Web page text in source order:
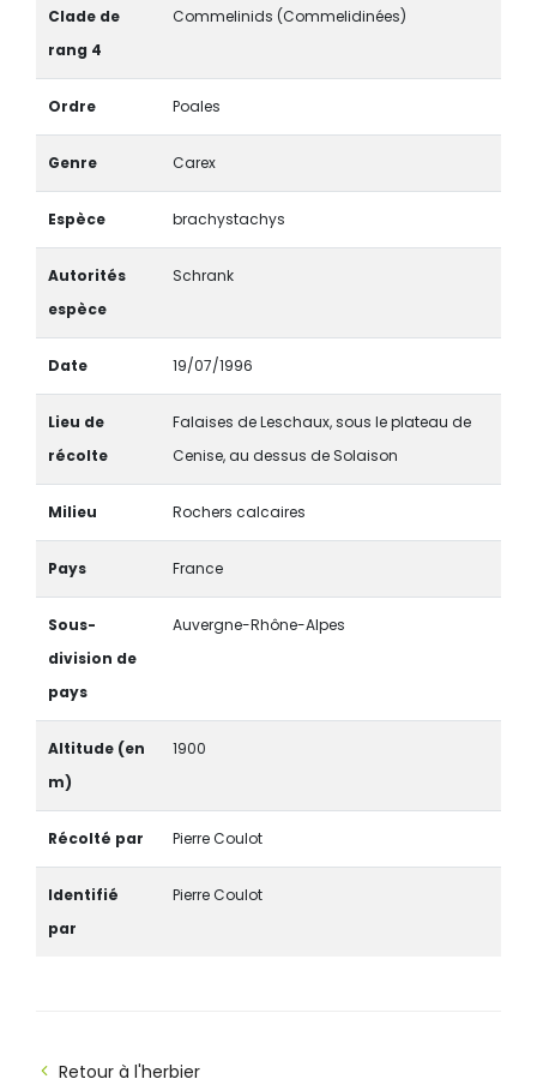
Clade de
rang 4
Commelinids (Commelidinées)
Ordre Poales
Genre Carex
Espèce brachystachys
Autorités
espèce
Schrank
Date 19/07/1996
Lieu de
récolte
Falaises de Leschaux, sous le plateau de
Cenise, au dessus de Solaison
Milieu Rochers calcaires
Pays France
Sous-
division de
pays
Auvergne-Rhône-Alpes
Altitude (en
m)
1900
Récolté par Pierre Coulot
Identifié
par
Pierre Coulot
Retour à l'herbier